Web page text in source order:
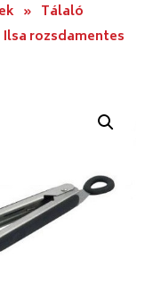
» Tálaló
Ilsa rozsdamentes